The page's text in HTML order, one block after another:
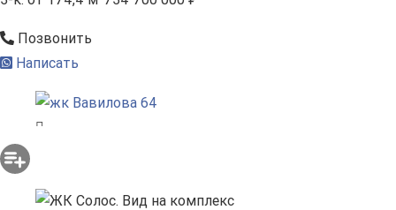
Позвонить
Написать